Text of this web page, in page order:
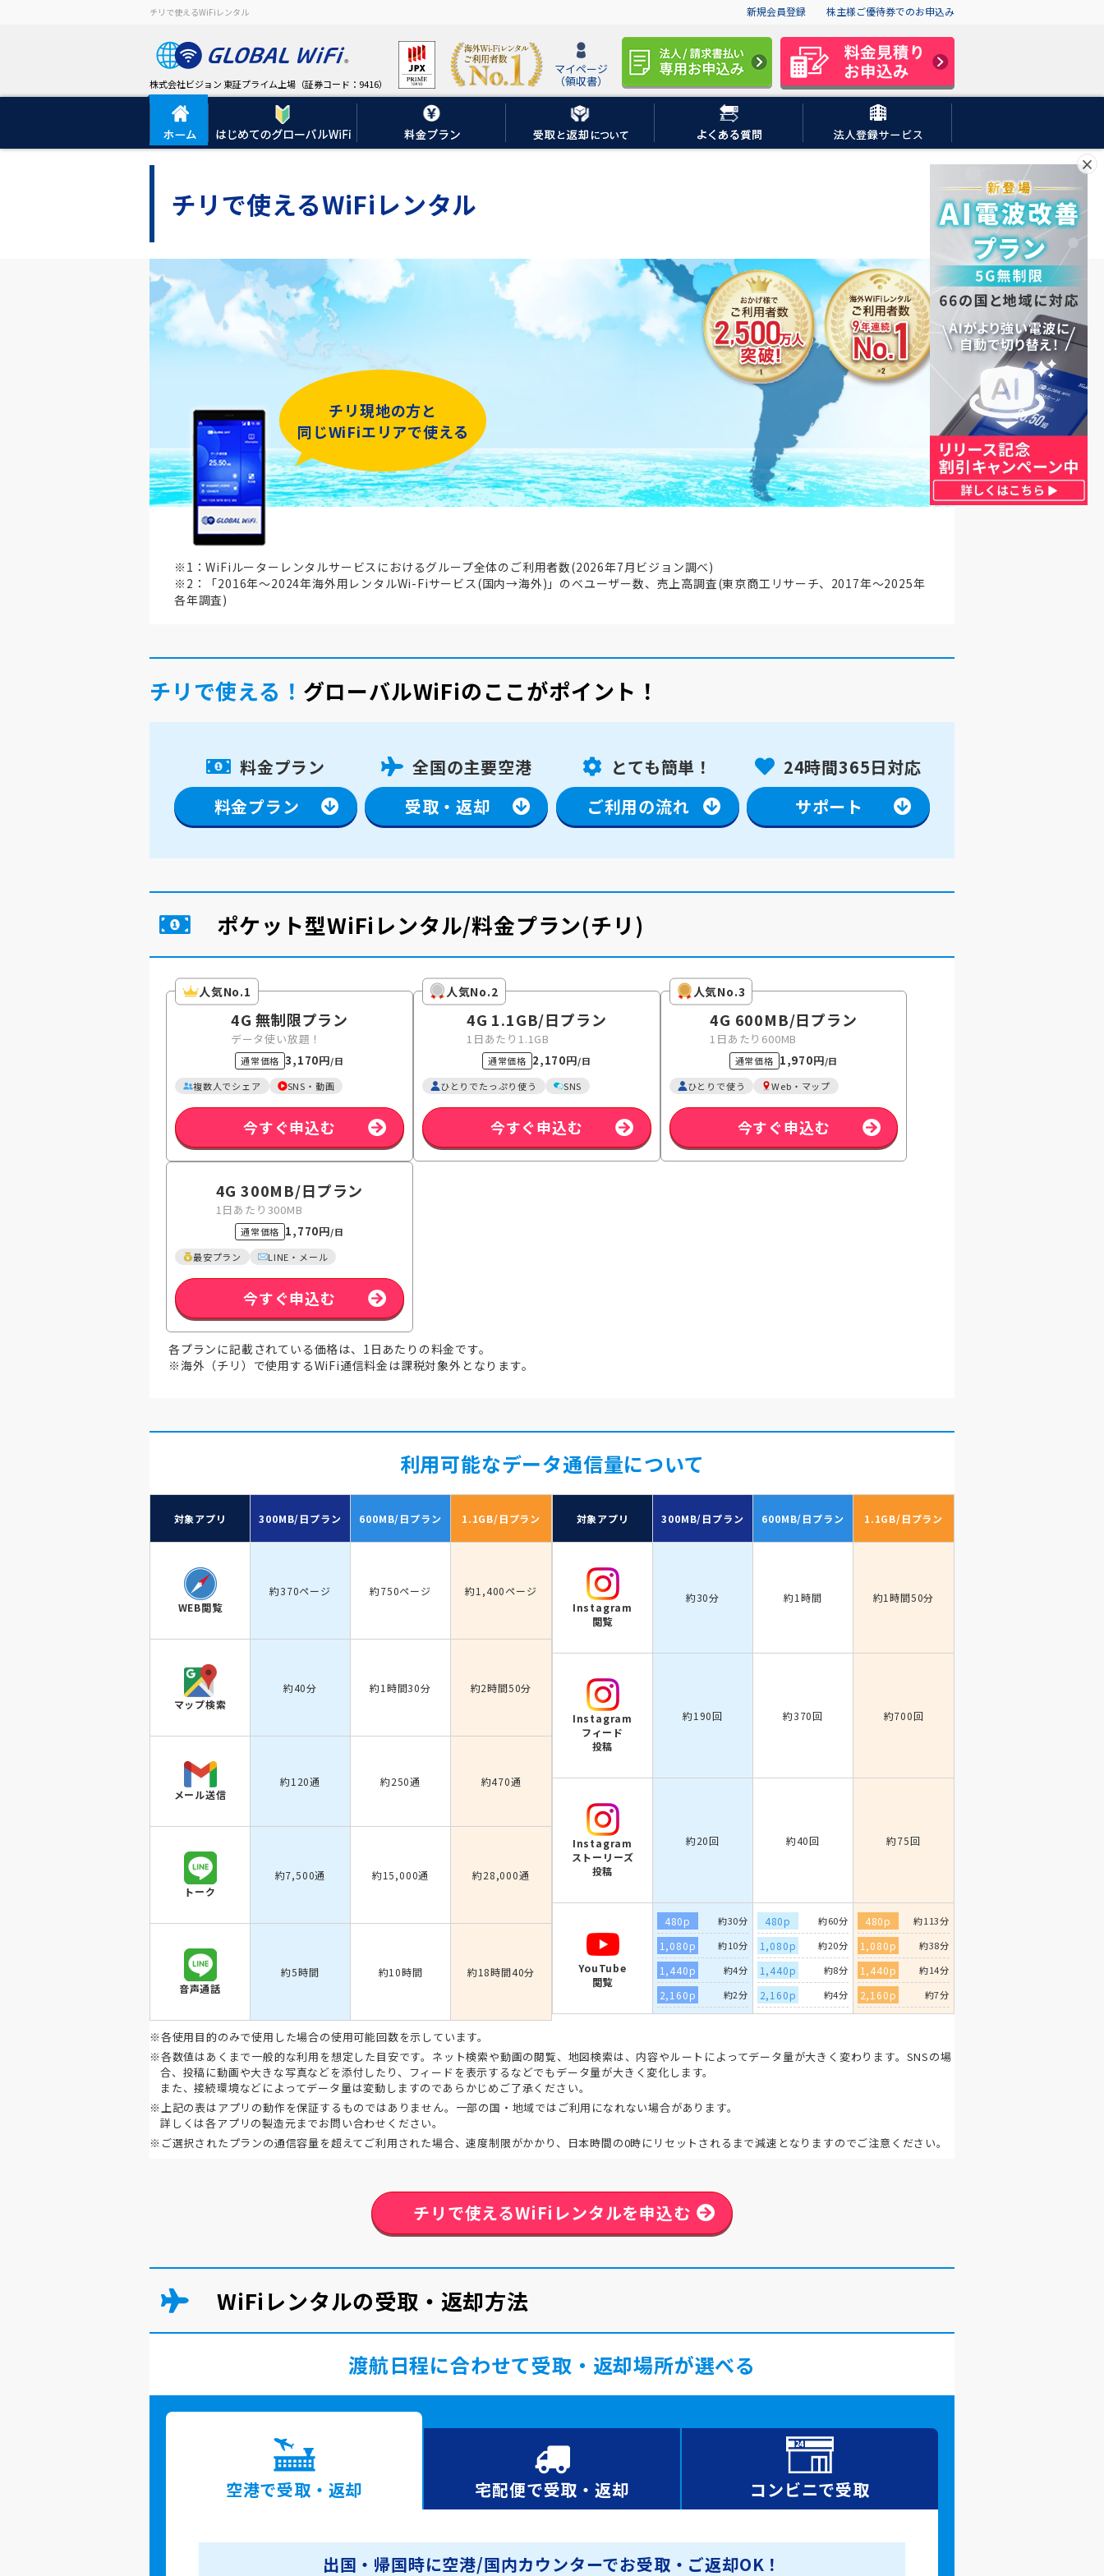
チリで使えるWiFiレンタル 新規会員登録 株主様ご優待券でのお申込み
株式会社ビジョン 東証プライム上場（証券コード：9416）
マイページ
（領収書）
チリで使えるWiFiレンタル
チリ現地の方と
同じWiFiエリアで使える
※1：WiFiルーターレンタルサービスにおけるグループ全体のご利用者数(2026年7月ビジョン調べ)
※2：「2016年～2024年海外用レンタルWi-Fiサービス(国内→海外)」のべユーザー数、売上高調査(東京商工リサーチ、2017年～2025年
各年調査)
チリで使える！ グローバルWiFiのここがポイント！
料金プラン
料金プラン
全国の主要空港
受取・返却
とても簡単！
ご利用の流れ
24時間365日対応
サポート
ポケット型WiFiレンタル/料金プラン(チリ)
人気No.1
4G 無制限プラン
データ使い放題！
通常価格 3,170円/日
複数人でシェア
SNS・動画
今すぐ申込む
人気No.2
4G 1.1GB/日プラン
1日あたり1.1GB
通常価格 2,170円/日
ひとりでたっぷり使う
SNS
今すぐ申込む
人気No.3
4G 600MB/日プラン
1日あたり600MB
通常価格 1,970円/日
ひとりで使う
Web・マップ
今すぐ申込む
4G 300MB/日プラン
1日あたり300MB
通常価格 1,770円/日
最安プラン
LINE・メール
今すぐ申込む
各プランに記載されている価格は、1日あたりの料金です。
※海外（チリ）で使用するWiFi通信料金は課税対象外となります。
利用可能なデータ通信量について
対象アプリ 300MB/日プラン 600MB/日プラン 1.1GB/日プラン
WEB閲覧
約370ページ 約750ページ 約1,400ページ
マップ検索
約40分 約1時間30分 約2時間50分
メール送信
約120通 約250通 約470通
トーク
約7,500通 約15,000通 約28,000通
音声通話
約5時間 約10時間 約18時間40分
対象アプリ 300MB/日プラン 600MB/日プラン 1.1GB/日プラン
Instagram
閲覧
約30分 約1時間 約1時間50分
Instagram
フィード
投稿
約190回 約370回 約700回
Instagram
ストーリーズ
投稿
約20回 約40回 約75回
YouTube
閲覧
480p 約30分
1,080p 約10分
1,440p 約4分
2,160p 約2分
480p 約60分
1,080p 約20分
1,440p 約8分
2,160p 約4分
480p 約113分
1,080p 約38分
1,440p 約14分
2,160p 約7分
※各使用目的のみで使用した場合の使用可能回数を示しています。
※各数値はあくまで一般的な利用を想定した目安です。ネット検索や動画の閲覧、地図検索は、内容やルートによってデータ量が大きく変わります。SNSの場
合、投稿に動画や大きな写真などを添付したり、フィードを表示するなどでもデータ量が大きく変化します。
また、接続環境などによってデータ量は変動しますのであらかじめご了承ください。
※上記の表はアプリの動作を保証するものではありません。一部の国・地域ではご利用になれない場合があります。
詳しくは各アプリの製造元までお問い合わせください。
※ご選択されたプランの通信容量を超えてご利用された場合、速度制限がかかり、日本時間の0時にリセットされるまで減速となりますのでご注意ください。
チリで使えるWiFiレンタルを申込む
WiFiレンタルの受取・返却方法
渡航日程に合わせて受取・返却場所が選べる
空港で受取・返却 宅配便で受取・返却 コンビニで受取
出国・帰国時に空港/国内カウンターでお受取・ご返却OK！
×